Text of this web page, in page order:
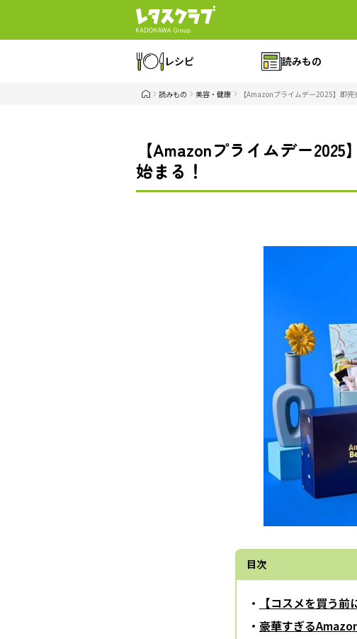
レシピ 読みもの
読みもの 美容・健康 【Amazonプライムデー2025】即
【Amazonプライムデー
始まる！
目次
【コスメを買う
豪華すぎる